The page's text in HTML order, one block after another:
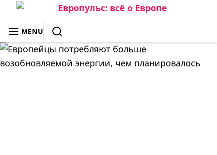
Skip
to
content
ЕВРОПУЛЬС: ВСЁ О ЕВРОПЕ
MENU
SEARCH